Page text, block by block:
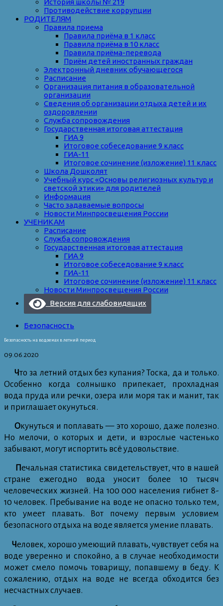
История школы № 219
Противодействие коррупции
РОДИТЕЛЯМ
Правила приема
Правила приёма в 1 класс
Правила приёма в 10 класс
Правила приёма-перевода
Приём детей иностранных граждан
Электронный дневник обучающегося
Расписание
Организация питания в образовательной
организации
Сведения об организации отдыха детей и их
оздоровлении
Служба сопровождения
Государственная итоговая аттестация
ГИА 9
Итоговое собеседование 9 класс
ГИА-11
Итоговое сочинение (изложение) 11 класс
Школа Дошколят
Учебный курс «Основы религиозных культур и
светской этики» для родителей
Информация
Часто задаваемые вопросы
Новости Минпросвещения России
УЧЕНИКАМ
Расписание
Служба сопровождения
Государственная итоговая аттестация
ГИА 9
Итоговое собеседование 9 класс
ГИА-11
Итоговое сочинение (изложение) 11 класс
Новости Минпросвещения России
Версия для слабовидящих
Безопасность
Безопасность на водоемах в летний период
09.06.2020
Что за летний отдых без купания? Тоска, да и только.
Особенно когда солнышко припекает, прохладная
вода пруда или речки, озера или моря так и манит, так
и приглашает окунуться.
Окунуться и поплавать — это хорошо, даже полезно.
Но мелочи, о которых и дети, и взрослые частенько
забывают, могут испортить всё удовольствие.
Печальная статистика свидетельствует, что в нашей
стране ежегодно вода уносит более 10 тысяч
человеческих жизней. На 100 000 населения гибнет 8-
10 человек. Пребывание на воде не опасно только тем,
кто умеет плавать. Вот почему первым условием
безопасного отдыха на воде является умение плавать.
Человек, хорошо умеющий плавать, чувствует себя на
воде уверенно и спокойно, а в случае необходимости
может смело помочь товарищу, попавшему в беду. К
сожалению, отдых на воде не всегда обходится без
несчастных случаев.